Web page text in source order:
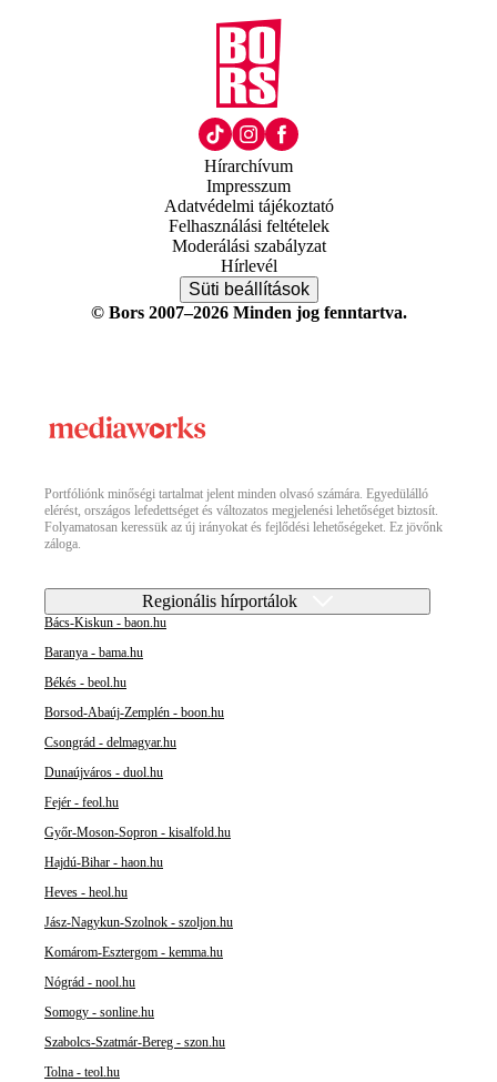
Hírarchívum
Impresszum
Adatvédelmi tájékoztató
Felhasználási feltételek
Moderálási szabályzat
Hírlevél
Süti beállítások
© Bors 2007–2026 Minden jog fenntartva.
Portfóliónk minőségi tartalmat jelent minden olvasó számára. Egyedülálló
elérést, országos lefedettséget és változatos megjelenési lehetőséget biztosít.
Folyamatosan keressük az új irányokat és fejlődési lehetőségeket. Ez jövőnk
záloga.
Regionális hírportálok
Bács-Kiskun - baon.hu
Baranya - bama.hu
Békés - beol.hu
Borsod-Abaúj-Zemplén - boon.hu
Csongrád - delmagyar.hu
Dunaújváros - duol.hu
Fejér - feol.hu
Győr-Moson-Sopron - kisalfold.hu
Hajdú-Bihar - haon.hu
Heves - heol.hu
Jász-Nagykun-Szolnok - szoljon.hu
Komárom-Esztergom - kemma.hu
Nógrád - nool.hu
Somogy - sonline.hu
Szabolcs-Szatmár-Bereg - szon.hu
Tolna - teol.hu